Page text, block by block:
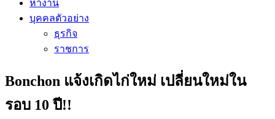
หางาน
บุคคลตัวอย่าง
ธุรกิจ
ราชการ
Bonchon แจ้งเกิดไก่ใหม่ เปลี่ยนใหม่ใน
รอบ 10 ปี!!